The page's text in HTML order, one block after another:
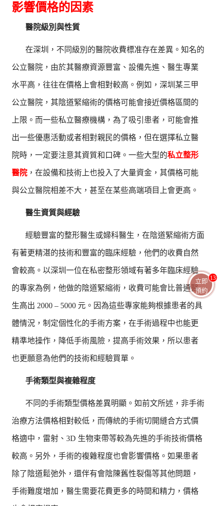
影響價格的因素
醫院級別與性質
在深圳，不同級別的醫院收費標准存在差異。知名的
公立醫院，由於其醫療資源豐富、設備先進、醫生專業
水平高，往往在價格上會相對較高。例如，深圳某三甲
公立醫院，其陰道緊縮術的價格可能會接近價格區間的
上限。而一些私立醫療機構，為了吸引患者，可能會推
出一些優惠活動或者相對親民的價格，但在選擇私立醫
院時，一定要注意其資質和口碑。一些大型的私立整形
醫院 ，在設備和技術上也投入了大量資金，其價格可能
與公立醫院相差不大，甚至在某些高端項目上會更高。
醫生資質與經驗
經驗豐富的整形醫生或婦科醫生，在陰道緊縮術方面
有著更精湛的技術和豐富的臨床經驗，他們的收費自然
會較高。以深圳一位在私密整形領域有著多年臨床經驗
的專家為例，他做的陰道緊縮術，收費可能會比普通醫
生高出 2000 – 5000 元。因為這些專家能夠根據患者的具
體情況，制定個性化的手術方案，在手術過程中也能更
精準地操作，降低手術風險，提高手術效果，所以患者
也更願意為他們的技術和經驗買單。
手術類型與複雜程度
不同的手術類型價格差異明顯。如前文所述，非手術
治療方法價格相對較低，而傳統的手術切開縫合方式價
格適中，雷射、3D 生物束帶等較為先進的手術技術價格
較高。另外，手術的複雜程度也會影響價格。如果患者
除了陰道鬆弛外，還伴有會陰陳舊性裂傷等其他問題，
手術難度增加，醫生需要花費更多的時間和精力，價格
立即
預約
13